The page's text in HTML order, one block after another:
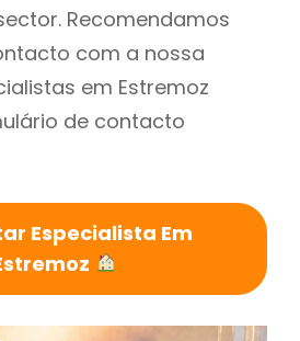
Recomendamos
com a nossa
em Estremoz
de contacto
Especialista Em